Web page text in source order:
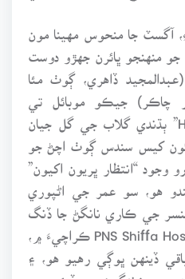
جي جولاءِ، آگسٽ جا منحوس مهينا مون
جو منهنجو ڀائرن جهڙو دوست
ڏاهري، ڳوٺ مئا
چاڪر) جيڪو موبائل تي
منهنجي واتان “هيلو ــ Hello” ٻڌندي گلاب جي گل جيان
کيس سندس ڳوٺ اچڻ جو
وجود “انتظار ڀريون اکيون”
هو، سو عمر جي اڻپوري
جي ڪاري نانگڻ جا ڏنگ
پنهنجي ڏيل تي سهي، PNS Shiffa Hospital ڪراچيءَ ۾،
ڏينهن ڀوڳي رهيو هو، ۽
هن جي زندگيءَ جي ڏيئي جي